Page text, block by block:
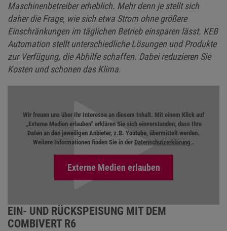
Maschinenbetreiber erheblich. Mehr denn je stellt sich
daher die Frage, wie sich etwa Strom ohne größere
Einschränkungen im täglichen Betrieb einsparen lässt. KEB
Automation stellt unterschiedliche Lösungen und Produkte
zur Verfügung, die Abhilfe schaffen. Dabei reduzieren Sie
Kosten und schonen das Klima.
Wir freuen uns über Ihr Interesse an diesem Inhalt. Mit einem Klick auf
„Externe Medien erlauben“ erklären Sie sich einverstanden, dass Ihre
Daten an den jeweiligen Anbieter, z.B. Youtube, übermittelt werden.
Weitere Informationen finden Sie in der Datenschutzerklärung .
EIN- UND RÜCKSPEISUNG MIT DEM
COMBIVERT R6